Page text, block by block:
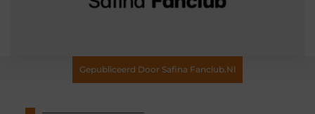
Gepubliceerd Door Safina Fanclub.nl